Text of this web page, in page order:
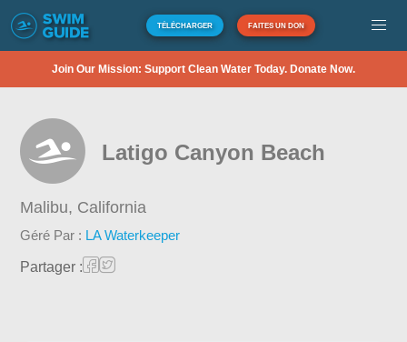
TÉLÉCHARGER FAITES UN DON
Join Our Mission: Support Clean Water Today. Donate Now.
Latigo Canyon Beach
Malibu, California
Géré Par : LA Waterkeeper
Partager :